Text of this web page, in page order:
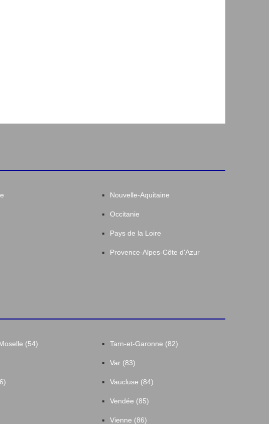
Nouvelle-Aquitaine
Occitanie
Pays de la Loire
Provence-Alpes-Côte d'Azur
(54) Tarn-et-Garonne (82)
Var (83)
Vaucluse (84)
Vendée (85)
Vienne (86)